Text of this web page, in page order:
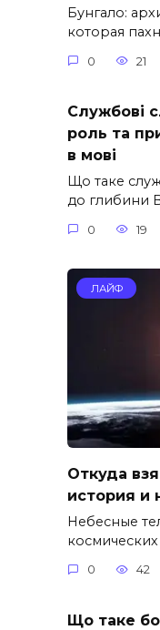
Бунгало:
которая
0 21
Службові
роль та
в мові
Що таке
до глибини
0 19
ЛАЙФ
Откуда
история и
Небесные
0 42
Що таке